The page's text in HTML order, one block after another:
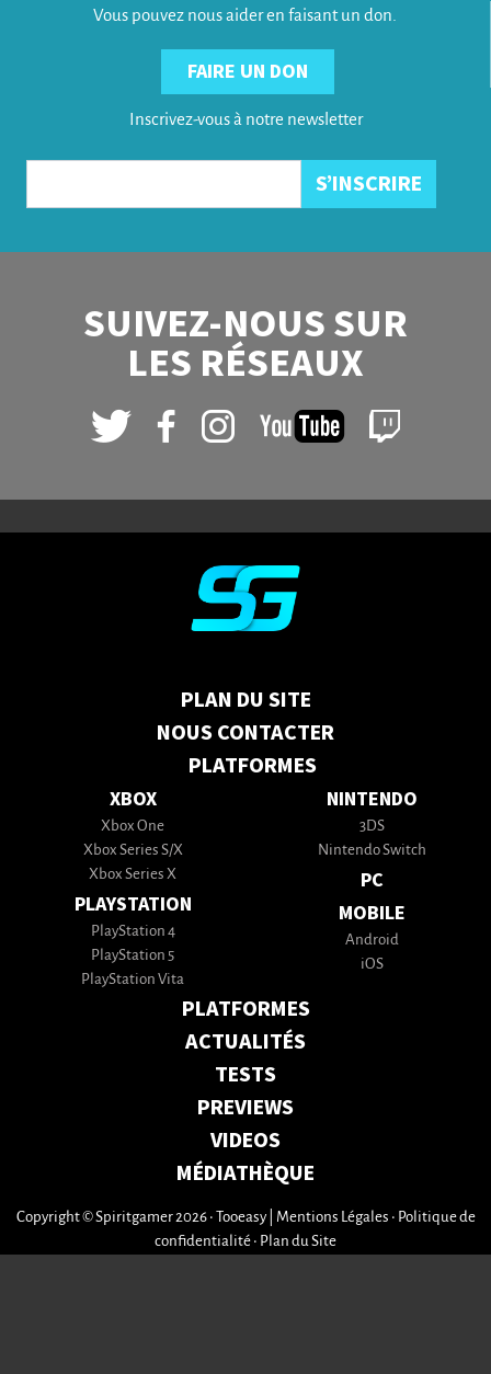
Vous pouvez nous aider en faisant un don.
FAIRE UN DON
Inscrivez-vous à notre newsletter
SUIVEZ-NOUS SUR
LES RÉSEAUX
PLAN DU SITE
NOUS CONTACTER
PLATFORMES
XBOX
Xbox One
Xbox Series S/X
Xbox Series X
PLAYSTATION
PlayStation 4
PlayStation 5
PlayStation Vita
NINTENDO
3DS
Nintendo Switch
PC
MOBILE
Android
iOS
PLATFORMES
ACTUALITÉS
TESTS
PREVIEWS
VIDEOS
MÉDIATHÈQUE
Copyright © Spiritgamer 2026 • Tooeasy Mentions Légales • Politique de
confidentialité • Plan du Site